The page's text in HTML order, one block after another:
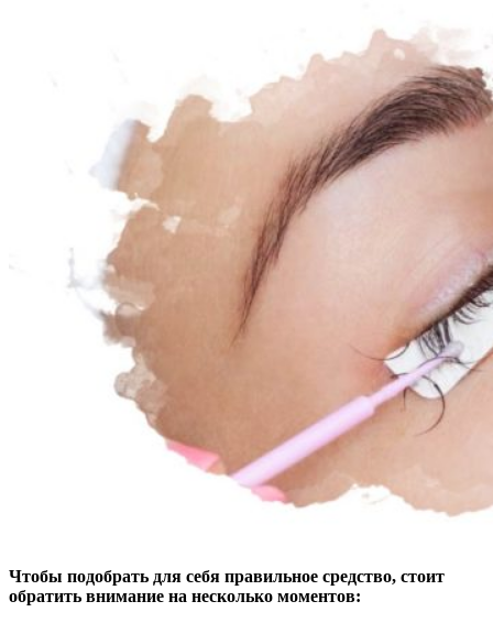
Чтобы подобрать для себя правильное средство, стоит
обратить внимание на несколько моментов: